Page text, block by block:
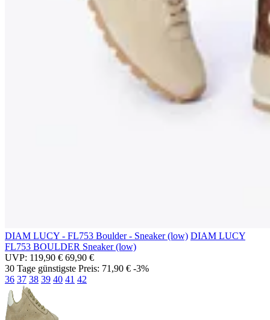
DIAM LUCY - FL753 Boulder - Sneaker (low) DIAM LUCY
FL753 BOULDER Sneaker (low)
UVP: 119,90 € 69,90 €
30 Tage günstigste Preis: 71,90 € -3%
36 37 38 39 40 41 42